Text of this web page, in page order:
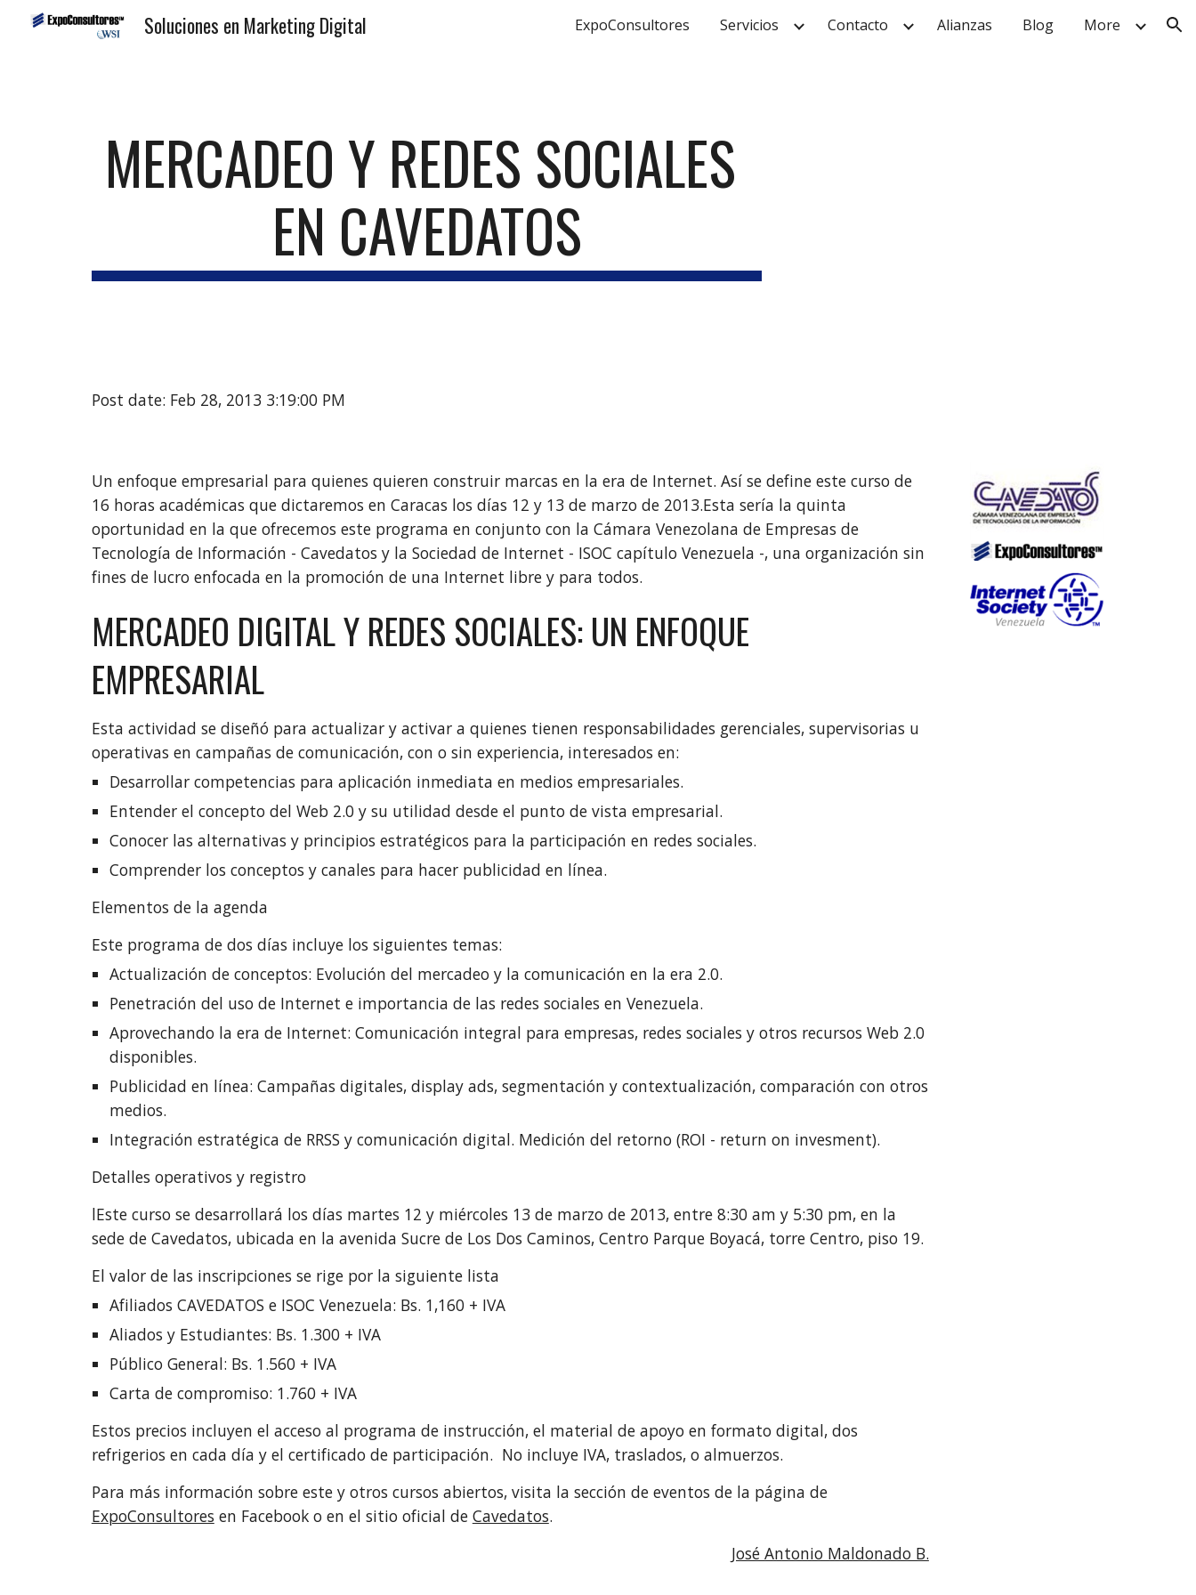
Skip to navigation
Soluciones en Marketing Digital ExpoConsultores Servicios Contacto Alianzas Blog More
MERCADEO Y REDES SOCIALES
EN CAVEDATOS
Post date: Feb 28, 2013 3:19:00 PM
Un enfoque empresarial para quienes quieren construir marcas en la era de Internet. Así se define este curso de
16 horas académicas que dictaremos en Caracas los días 12 y 13 de marzo de 2013.Esta sería la quinta
oportunidad en la que ofrecemos este programa en conjunto con la Cámara Venezolana de Empresas de
Tecnología de Información - Cavedatos y la Sociedad de Internet - ISOC capítulo Venezuela -, una organización sin
fines de lucro enfocada en la promoción de una Internet libre y para todos.
MERCADEO DIGITAL Y REDES SOCIALES: UN ENFOQUE
EMPRESARIAL
Esta actividad se diseñó para actualizar y activar a quienes tienen responsabilidades gerenciales, supervisorias u
operativas en campañas de comunicación, con o sin experiencia, interesados en:
Desarrollar competencias para aplicación inmediata en medios empresariales.
Entender el concepto del Web 2.0 y su utilidad desde el punto de vista empresarial.
Conocer las alternativas y principios estratégicos para la participación en redes sociales.
Comprender los conceptos y canales para hacer publicidad en línea.
Elementos de la agenda
Este programa de dos días incluye los siguientes temas:
Actualización de conceptos: Evolución del mercadeo y la comunicación en la era 2.0.
Penetración del uso de Internet e importancia de las redes sociales en Venezuela.
Aprovechando la era de Internet: Comunicación integral para empresas, redes sociales y otros recursos Web 2.0
disponibles.
Publicidad en línea: Campañas digitales, display ads, segmentación y contextualización, comparación con otros
medios.
Integración estratégica de RRSS y comunicación digital. Medición del retorno (ROI - return on invesment).
Detalles operativos y registro
lEste curso se desarrollará los días martes 12 y miércoles 13 de marzo de 2013, entre 8:30 am y 5:30 pm, en la
sede de Cavedatos, ubicada en la avenida Sucre de Los Dos Caminos, Centro Parque Boyacá, torre Centro, piso 19.
El valor de las inscripciones se rige por la siguiente lista
Afiliados CAVEDATOS e ISOC Venezuela: Bs. 1,160 + IVA
Aliados y Estudiantes: Bs. 1.300 + IVA
Público General: Bs. 1.560 + IVA
Carta de compromiso: 1.760 + IVA
Estos precios incluyen el acceso al programa de instrucción, el material de apoyo en formato digital, dos
refrigerios en cada día y el certificado de participación.  No incluye IVA, traslados, o almuerzos.
Para más información sobre este y otros cursos abiertos, visita la sección de eventos de la página de
ExpoConsultores en Facebook o en el sitio oficial de Cavedatos.
José Antonio Maldonado B.